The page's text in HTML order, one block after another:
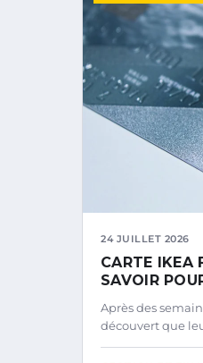
24 JUILLET 2026
CARTE IKEA
SAVOIR
Après des
découvert que